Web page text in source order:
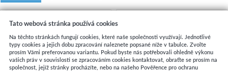
Tato webová stránka používá cookies
Na těchto stránkách fungují cookies, které naše společnosti využívají. Jednotlivé
typy cookies a jejich dobu zpracování naleznete popsané níže v tabulce. Zvolte
prosím Vámi preferovanou variantu. Pokud byste nás potřebovali ohledně výkonu
vašich práv v souvislosti se zpracováním cookies kontaktovat, obraťte se prosím na
společnost, jejíž stránky procházíte, nebo na našeho Pověřence pro ochranu